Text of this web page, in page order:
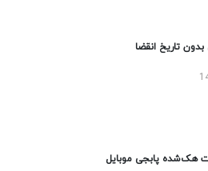
تاریخ انقضا
هک‌شده پابجی موبایل